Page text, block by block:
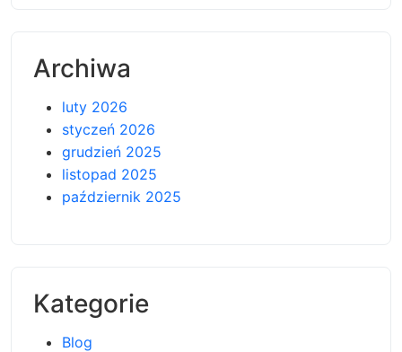
Archiwa
luty 2026
styczeń 2026
grudzień 2025
listopad 2025
październik 2025
Kategorie
Blog